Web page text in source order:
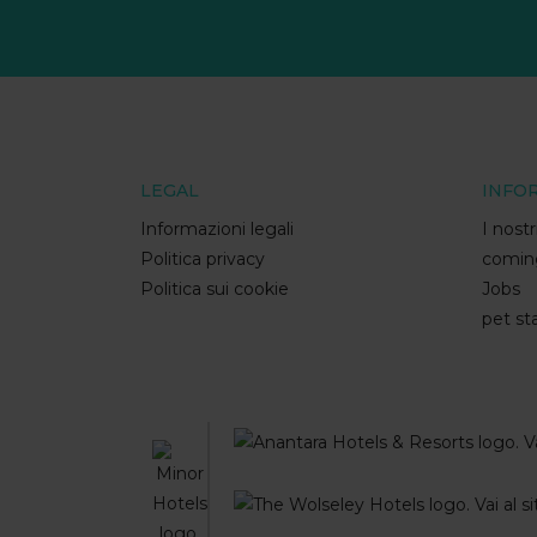
LEGAL
Informazioni legali
Politica privacy
Politica sui cookie
I
Jobs
pet